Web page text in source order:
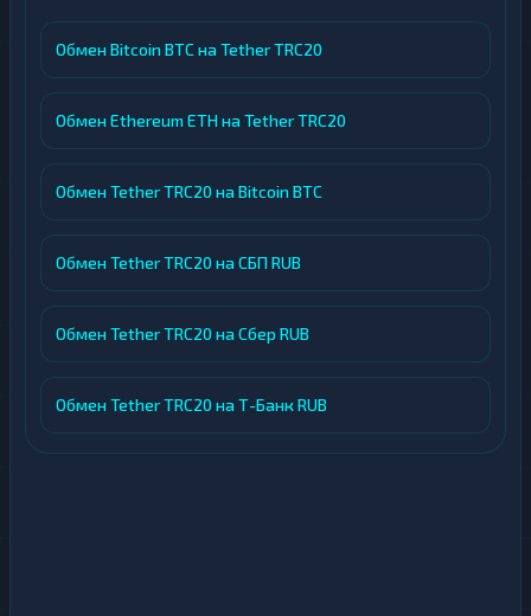
Обмен Bitcoin BTC на Tether TRC20
Обмен Ethereum ETH на Tether TRC20
Обмен Tether TRC20 на Bitcoin BTC
Обмен Tether TRC20 на СБП RUB
Обмен Tether TRC20 на Сбер RUB
Обмен Tether TRC20 на Т-Банк RUB